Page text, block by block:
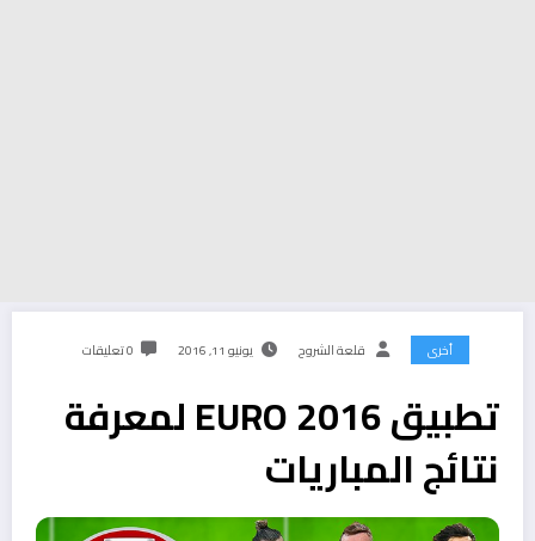
أخرى قلعة الشروح يونيو 11, 2016 0 تعليقات
تطبيق EURO 2016 لمعرفة
نتائج المباريات